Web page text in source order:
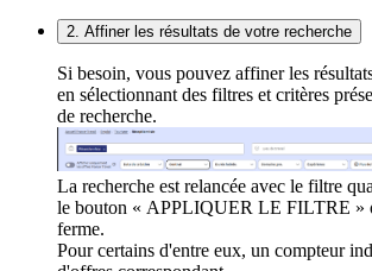
2. Affiner les résultats de votre recherche
Si besoin, vous pouvez affiner les
en sélectionnant des filtres et critères
de recherche.
La recherche est relancée avec le filtre
le bouton « APPLIQUER LE FILTRE »
ferme.
Pour certains d'entre eux, un compteur